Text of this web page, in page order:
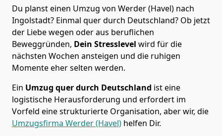
Du planst einen Umzug von Werder (Havel) nach
Ingolstadt? Einmal quer durch Deutschland? Ob jetzt
der Liebe wegen oder aus beruflichen
Beweggründen, Dein Stresslevel wird für die
nächsten Wochen ansteigen und die ruhigen
Momente eher selten werden.
Ein Umzug quer durch Deutschland ist eine
logistische Herausforderung und erfordert im
Vorfeld eine strukturierte Organisation, aber wir, die
Umzugsfirma Werder (Havel) helfen Dir.